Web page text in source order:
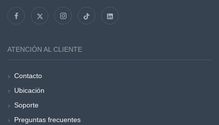
ATENCIÓN AL CLIENTE
Contacto
Ubicación
Soporte
Preguntas frecuentes